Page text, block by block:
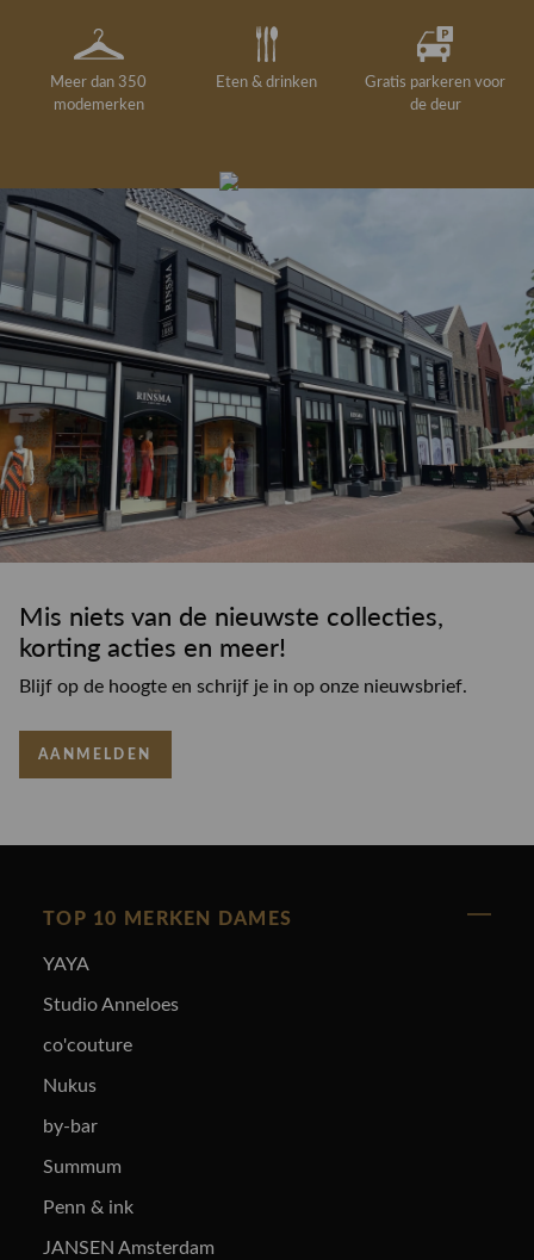
Meer dan 350
modemerken
Eten & drinken
Gratis parkeren voor
de deur
drankje
Gratis retourneren in
de winkel
Deskundig
kledingadvies
Mis niets van de nieuwste collecties,
korting acties en meer!
Blijf op de hoogte en schrijf je in op onze nieuwsbrief.
AANMELDEN
TOP 10 MERKEN DAMES
YAYA
Studio Anneloes
co'couture
Nukus
by-bar
Summum
Penn & ink
JANSEN Amsterdam